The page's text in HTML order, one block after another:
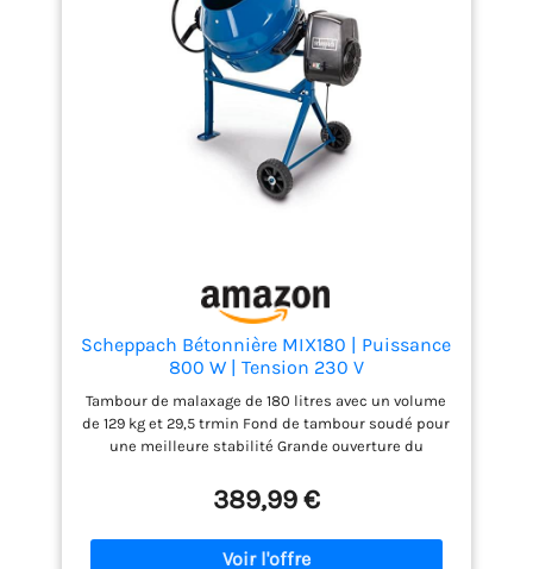
Scheppach Bétonnière MIX180 | Puissance
800 W | Tension 230 V
Tambour de malaxage de 180 litres avec un volume
de 129 kg et 29,5 trmin Fond de tambour soudé pour
une meilleure stabilité Grande ouverture du
boîtier à labyrinthe protège des projections d'eau et
garantit le bon refroidissement du moteur grce au
double ventilateur Roues dentées en fonte
389,99 €